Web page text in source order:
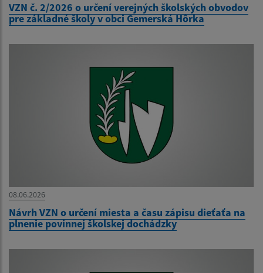
VZN č. 2/2026 o určení verejných školských obvodov
pre základné školy v obci Gemerská Hôrka
08.06.2026
Návrh VZN o určení miesta a času zápisu dieťaťa na
plnenie povinnej školskej dochádzky